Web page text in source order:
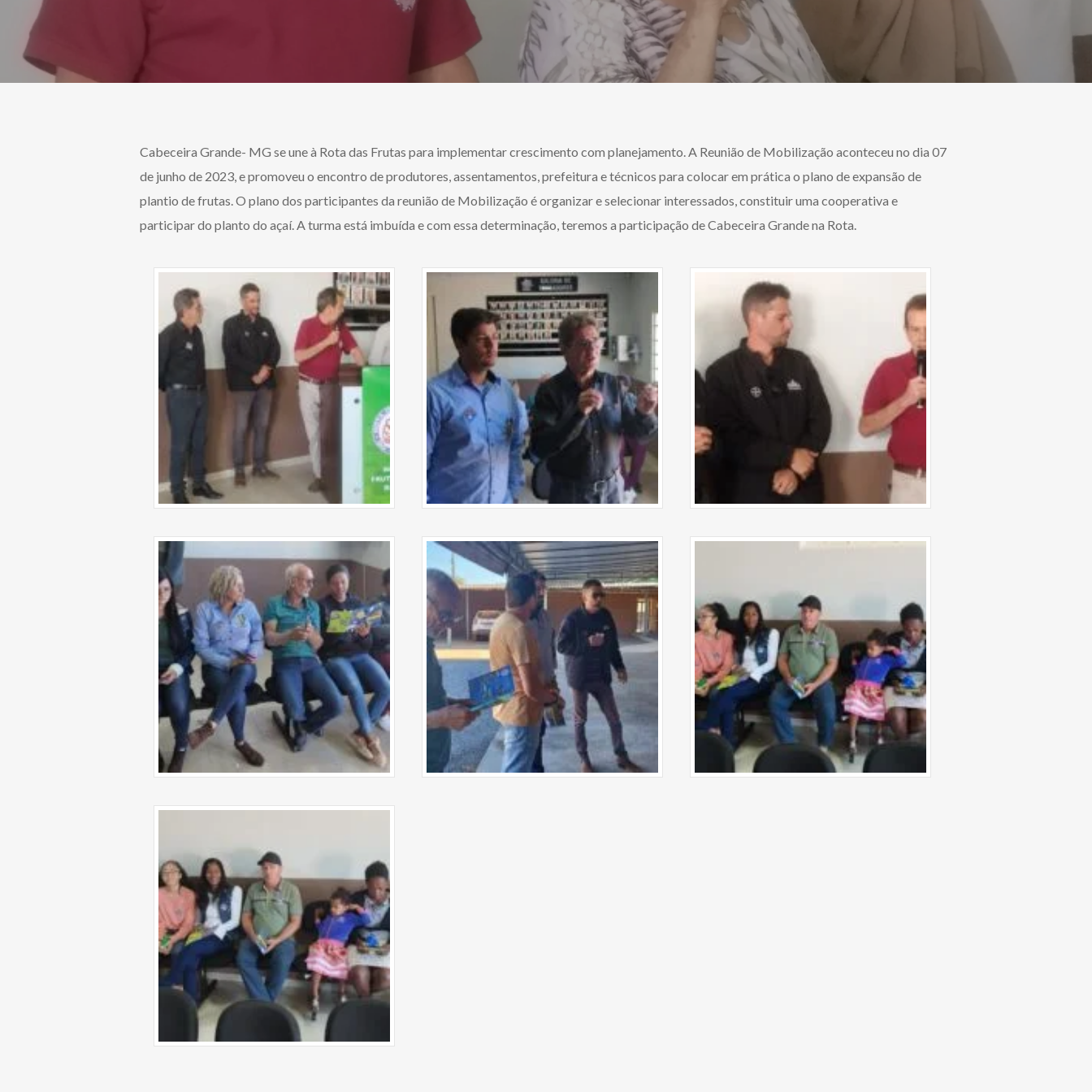
Cabeceira Grande- MG se une à Rota das Frutas para implementar crescimento com planejamento. A Reunião de Mobilização aconteceu no dia 07
de junho de 2023, e promoveu o encontro de produtores, assentamentos, prefeitura e técnicos para colocar em prática o plano de expansão de
plantio de frutas. O plano dos participantes da reunião de Mobilização é organizar e selecionar interessados, constituir uma cooperativa e
participar do planto do açaí. A turma está imbuída e com essa determinação, teremos a participação de Cabeceira Grande na Rota.